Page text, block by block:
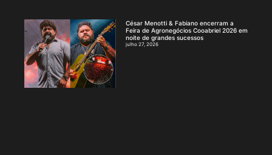
César Menotti & Fabiano encerram a
Feira de Agronegócios Cooabriel 2026 em
noite de grandes sucessos
julho 27, 2026